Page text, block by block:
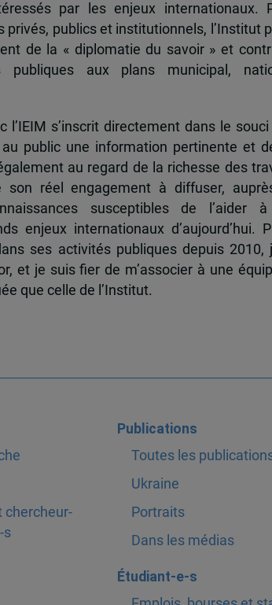
par les enjeux internationaux.
privés, publics et institutionnels, l’Institut
de la « diplomatie du savoir » et
publiques aux plans municipal,
l’IEIM s’inscrit directement dans le souci
public une information pertinente et
au regard de la richesse des
son réel engagement à diffuser,
susceptibles de l’aider
enjeux internationaux d’aujourd’hui.
ses activités publiques depuis 2010,
et je suis fier de m’associer à une
que celle de l’Institut.
chercheur-
s
Publications
Toutes les
Ukraine
Portraits
Dans les médias
Étudiant-e-s